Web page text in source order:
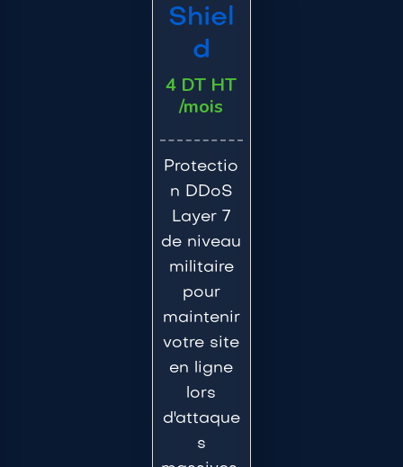
Shiel
d
4 DT HT
/mois
Protectio
n DDoS
Layer 7
de niveau
militaire
pour
maintenir
votre site
en ligne
lors
d'attaque
s